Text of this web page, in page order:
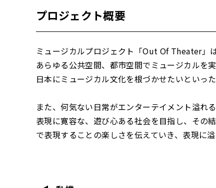
プロジェクト概要
ミュージカルプロジェクト「Out Of Theater」
あらゆる公共空間、都市空間でミュージカルを実
日本にミュージカル文化を根づかせたいといっ
また、何気ない日常がエンターテイメント溢れ
表現に寛容な、遊び心ある社会を目指し、その
で表現することの楽しさを伝えていき、表現に溢